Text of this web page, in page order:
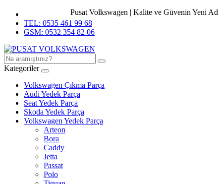
Pusat Volkswagen | Kalite ve Güvenin Yeni
TEL: 0535 461 99 68
GSM: 0532 354 82 06
Kategoriler
Volkswagen Çıkma Parça
Audi Yedek Parça
Seat Yedek Parça
Skoda Yedek Parça
Volkswagen Yedek Parça
Arteon
Bora
Caddy
Jetta
Passat
Polo